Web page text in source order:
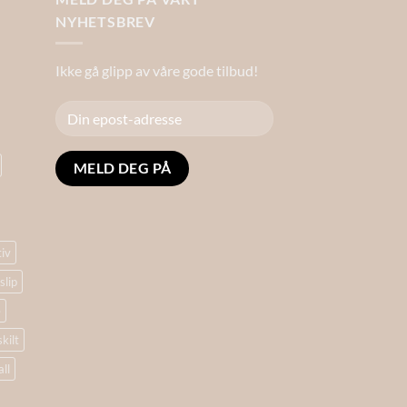
NYHETSBREV
Ikke gå glipp av våre gode tilbud!